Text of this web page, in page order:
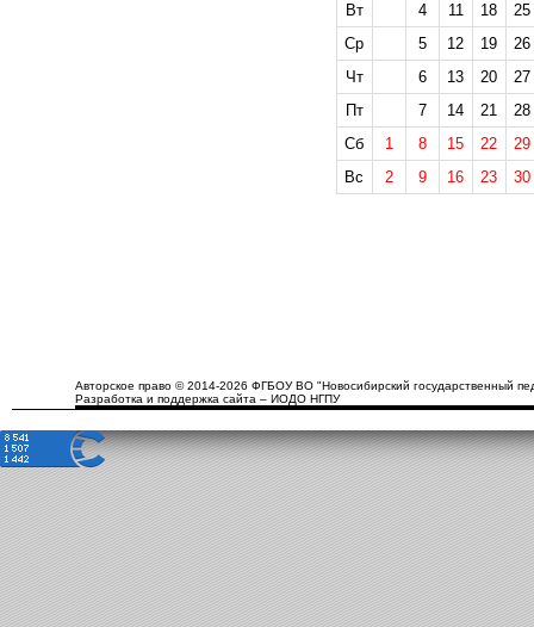
Вт
4 11 18
25
Ср
5 12 19
26
Чт
6 13 20
27
Пт
7 14 21
28
Сб
1 8 15 22
29
Вс
2 9 16 23 30
Авторское право © 2014-2026 ФГБОУ ВО "Новосибирский государственный
Разработка и поддержка сайта – ИОДО НГПУ